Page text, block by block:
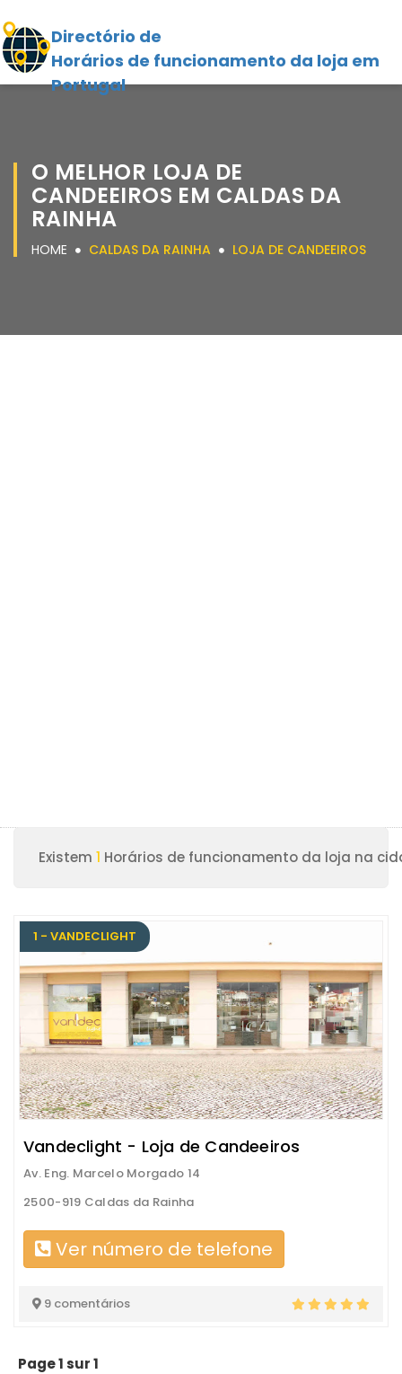
Directório de
Horários de funcionamento da loja em
Portugal
O MELHOR LOJA DE
CANDEEIROS EM CALDAS DA
RAINHA
HOME CALDAS DA RAINHA LOJA DE CANDEEIROS
Existem 1 Horários de funcionamento da loja na
1 - VANDECLIGHT
Vandeclight - Loja de Candeeiros
Av. Eng. Marcelo Morgado 14
2500-919 Caldas da Rainha
Ver número de telefone
9 comentários
Page 1 sur 1